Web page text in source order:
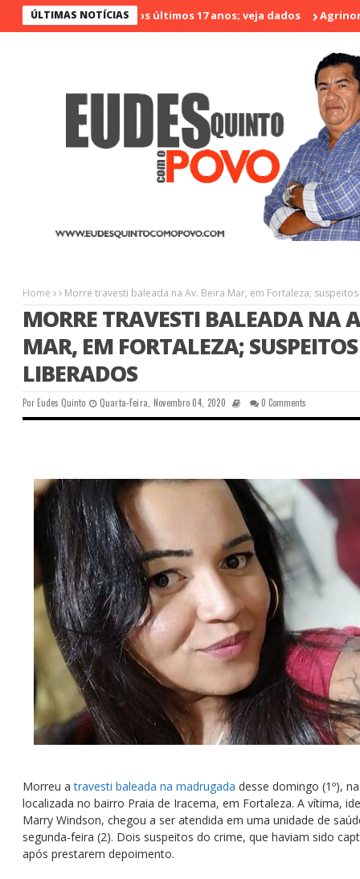
ÚLTIMAS NOTÍCIAS
o menos violento nos últimos 17 anos; veja dados Agrinort em
Home Morre travesti baleada na Av. Beira Mar, em Fortaleza;
MORRE TRAVESTI BALEADA NA
MAR, EM FORTALEZA;
LIBERADOS
PorEudes Quinto Quarta-Feira, Novembro 04, 2020 0 Comments
Morreu a travesti baleada na madrugada desse domingo (1º),
localizada no bairro Praia de Iracema, em Fortaleza. A vítima,
Marry Windson, chegou a ser atendida em uma unidade de
segunda-feira (2). Dois suspeitos do crime, que haviam sido
após prestarem depoimento.